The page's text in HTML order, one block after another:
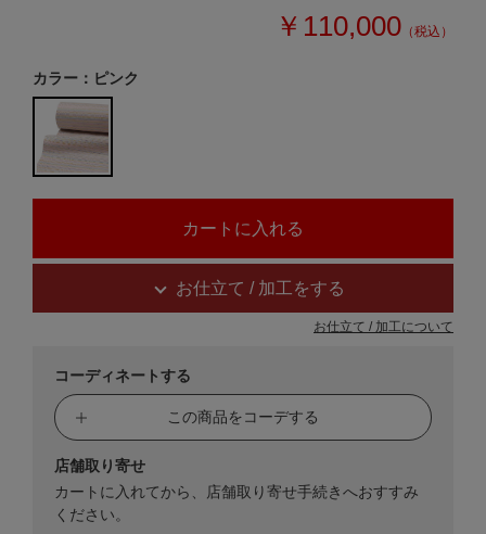
￥110,000 （税込）
カラー：ピンク
お仕立て / 加工をする
お仕立て / 加工について
コーディネートする
この商品をコーデする
店舗取り寄せ
カートに入れてから、店舗取り寄せ手続きへおすすみ
ください。